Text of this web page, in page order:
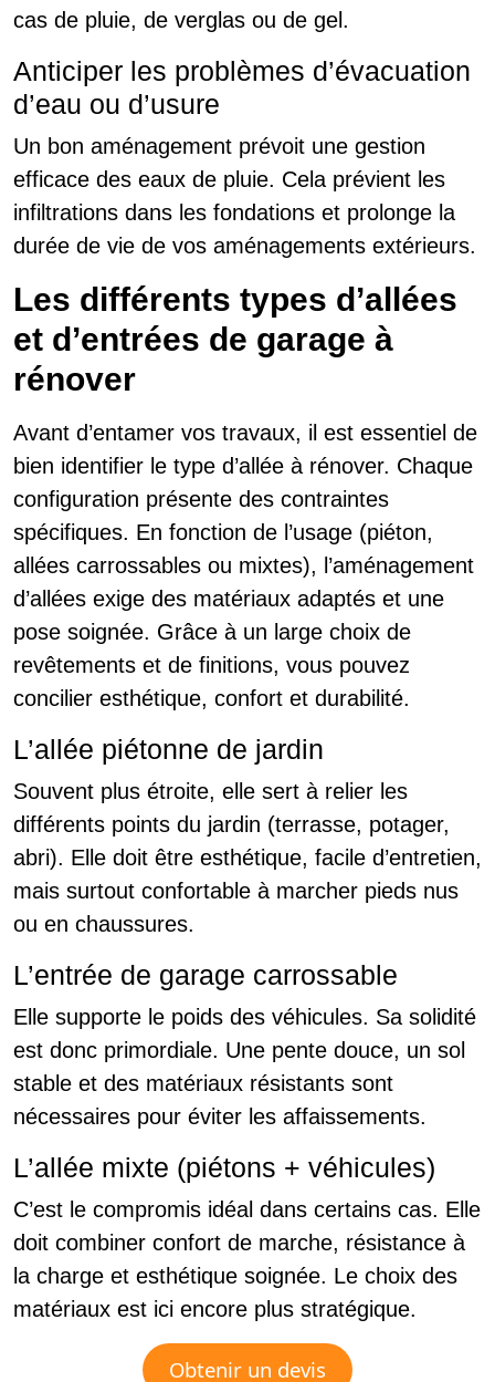
cas de pluie, de verglas ou de gel.
Anticiper les problèmes d’évacuation
d’eau ou d’usure
Un bon aménagement prévoit une gestion
efficace des eaux de pluie. Cela prévient les
infiltrations dans les fondations et prolonge la
durée de vie de vos aménagements extérieurs.
Les différents types d’allées
et d’entrées de garage à
rénover
Avant d’entamer vos travaux, il est essentiel de
bien identifier le type d’allée à rénover. Chaque
configuration présente des contraintes
spécifiques. En fonction de l’usage (piéton,
allées carrossables ou mixtes), l’aménagement
d’allées exige des matériaux adaptés et une
pose soignée. Grâce à un large choix de
revêtements et de finitions, vous pouvez
concilier esthétique, confort et durabilité.
L’allée piétonne de jardin
Souvent plus étroite, elle sert à relier les
différents points du jardin (terrasse, potager,
abri). Elle doit être esthétique, facile d’entretien,
mais surtout confortable à marcher pieds nus
ou en chaussures.
L’entrée de garage carrossable
Elle supporte le poids des véhicules. Sa solidité
est donc primordiale. Une pente douce, un sol
stable et des matériaux résistants sont
nécessaires pour éviter les affaissements.
L’allée mixte (piétons + véhicules)
C’est le compromis idéal dans certains cas. Elle
doit combiner confort de marche, résistance à
la charge et esthétique soignée. Le choix des
matériaux est ici encore plus stratégique.
Obtenir un devis